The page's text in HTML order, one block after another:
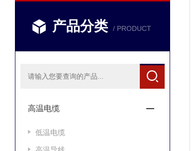
产品分类 / PRODUCT
高温电缆
低温电缆